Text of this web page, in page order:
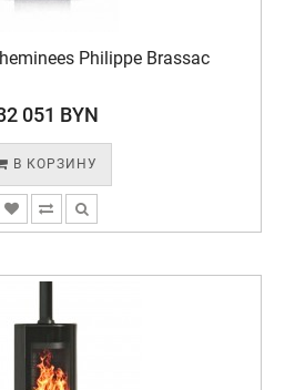
Philippe Brassac
051 BYN
В КОРЗИНУ